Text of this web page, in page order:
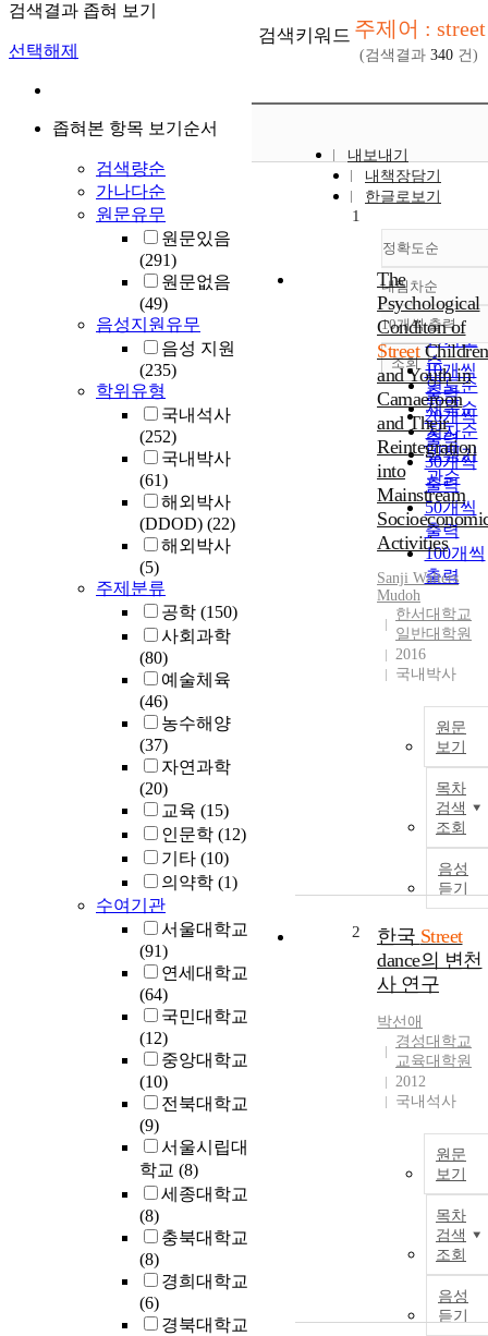
검색결과 좁혀 보기
선택해제
좁혀본 항목 보기순서
검색량순
가나다순
원문유무
원문있음
(291)
원문없음
(49)
음성지원유무
음성 지원
(235)
학위유형
국내석사
(252)
국내박사
(61)
해외박사
(DDOD) (22)
해외박사
(5)
주제분류
공학 (150)
사회과학
(80)
예술체육
(46)
농수해양
(37)
자연과학
(20)
교육 (15)
인문학 (12)
기타 (10)
의약학 (1)
수여기관
서울대학교
(91)
연세대학교
(64)
국민대학교
(12)
중앙대학교
(10)
전북대학교
(9)
서울시립대
학교 (8)
세종대학교
(8)
충북대학교
(8)
경희대학교
(6)
경북대학교
검색키워드 주제어 : street
(검색결과 340 건)
내보내기
내책장담기
한글로보기
정확도순
정확도
순
인기도
순
연도순
제목순
저자순
발행기
관순
내림차순
내림차
10개씩 출력
10개씩
출력
20개씩
출력
30개씩
출력
50개씩
출력
100개씩
출력
조회
1
The
Psychological
Conditon of
StreetChildren
and Youth in
Camaeroon
and Their
Reintegration
into
Mainstream
Activities
Sanji Walters
Mudoh
한서대학교
일반대학원
2016
국내박사
원문
보기
목차
검색
조회
음성
듣기
2 한국 Street
dance의 변천
사 연구
박선애
경성대학교
교육대학원
2012
국내석사
원문
보기
목차
검색
조회
음성
듣기